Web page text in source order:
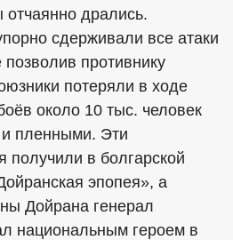
отчаянно дрались.
сдерживали все атаки
позволив противнику
потеряли в ходе
около 10 тыс. человек
пленными. Эти
получили в болгарской
эпопея», а
Дойрана генерал
национальным героем в